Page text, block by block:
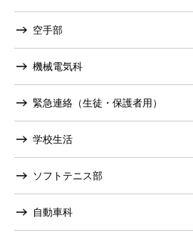
空手部
機械電気科
緊急連絡（生徒・保護者用）
学校生活
ソフトテニス部
自動車科